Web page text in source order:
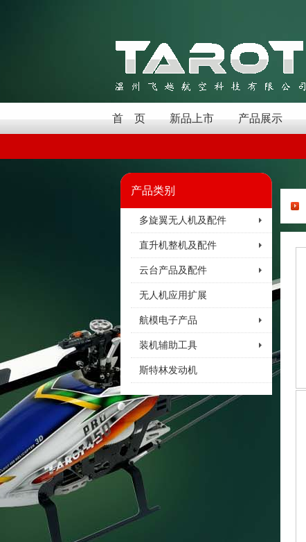
首 页 新品上市 产品展示
产品类别
多旋翼无人机及配件
直升机整机及配件
云台产品及配件
无人机应用扩展
航模电子产品
装机辅助工具
斯特林发动机